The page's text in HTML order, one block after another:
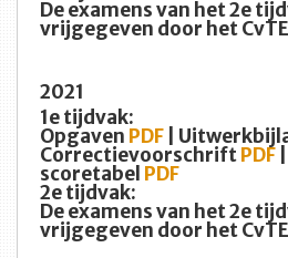
De examens van het 2e
vrijgegeven door het
2021
1e tijdvak:
Opgaven PDF |
CorrectievoorschriftPDF
scoretabel PDF
2e tijdvak:
De examens van het 2e
vrijgegeven door het